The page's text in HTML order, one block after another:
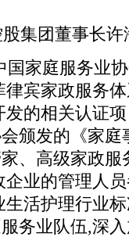
集团董事长许
国家庭服务业
宾家政服务
的相关认证
颁发的《家
、高级家政服
业的管理人
活护理行业
务业队伍,深